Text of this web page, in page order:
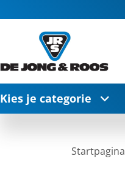
Kies je categorie
Startpagina